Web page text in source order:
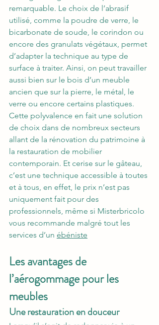
remarquable. Le choix de l’abrasif
utilisé, comme la poudre de verre, le
bicarbonate de soude, le corindon ou
encore des granulats végétaux, permet
d’adapter la technique au type de
surface à traiter. Ainsi, on peut travailler
aussi bien sur le bois d’un meuble
ancien que sur la pierre, le métal, le
verre ou encore certains plastiques.
Cette polyvalence en fait une solution
de choix dans de nombreux secteurs
allant de la rénovation du patrimoine à
la restauration de mobilier
contemporain. Et cerise sur le gâteau,
c’est une technique accessible à toutes
et à tous, en effet, le prix n’est pas
uniquement fait pour des
professionnels, même si Misterbricolo
vous recommande malgré tout les
services d’un ébéniste
Les avantages de
l’aérogommage pour les
meubles
Une restauration en douceur